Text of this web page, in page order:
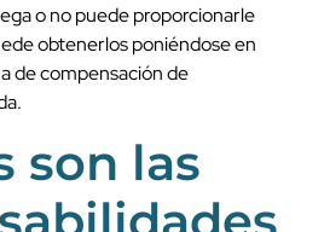
o no puede proporcionarle
obtenerlos poniéndose en
de compensación de
son las